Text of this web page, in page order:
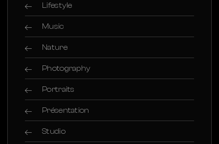
Lifestyle
Music
Nature
Photography
Portraits
Présentation
Studio